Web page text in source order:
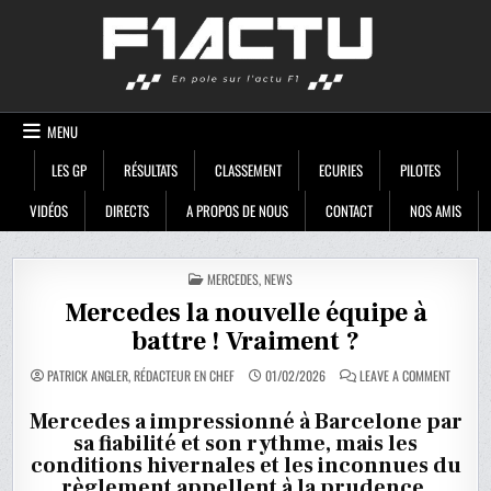
MENU
LES GP
RÉSULTATS CLASSEMENT ECURIES
PILOTES
VIDÉOS
DIRECTS A PROPOS DE NOUS CONTACT NOS AMIS
POSTED
IN
MERCEDES,NEWS
Mercedes la nouvelle équipe à
battre ! Vraiment ?
PATRICK ANGLER, RÉDACTEUR EN CHEF 01/02/2026 LEAVE A COMMENTON
ÉQUIPE
!
Mercedes a impressionné à Barcelone par
sa fiabilité et son rythme, mais les
conditions hivernales et les inconnues du